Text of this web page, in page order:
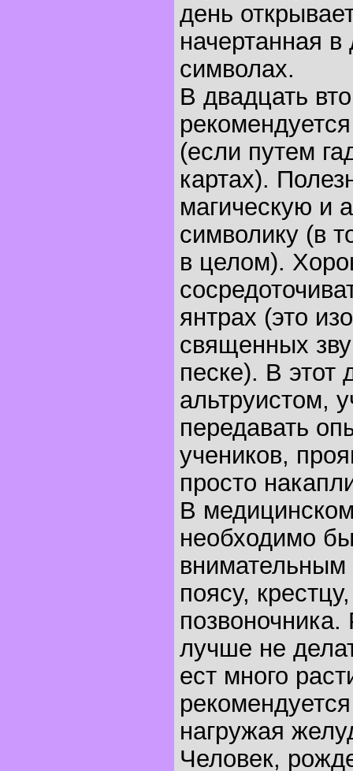
день
начертанная
символах.
В двадцать
(если путем
картах).
магическую и
символику (в
в целом).
янтрах (это
священных
песке). В этот
альтруистом,
передавать
учеников,
просто
В
необходимо
внимательным
поясу,
лучше не
ест много
нагружая
Человек,